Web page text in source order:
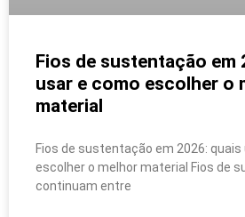
Fios de sustentação em
usar e como escolher o
material
Fios de sustentação em 2026: quais
escolher o melhor material Fios de
continuam entre